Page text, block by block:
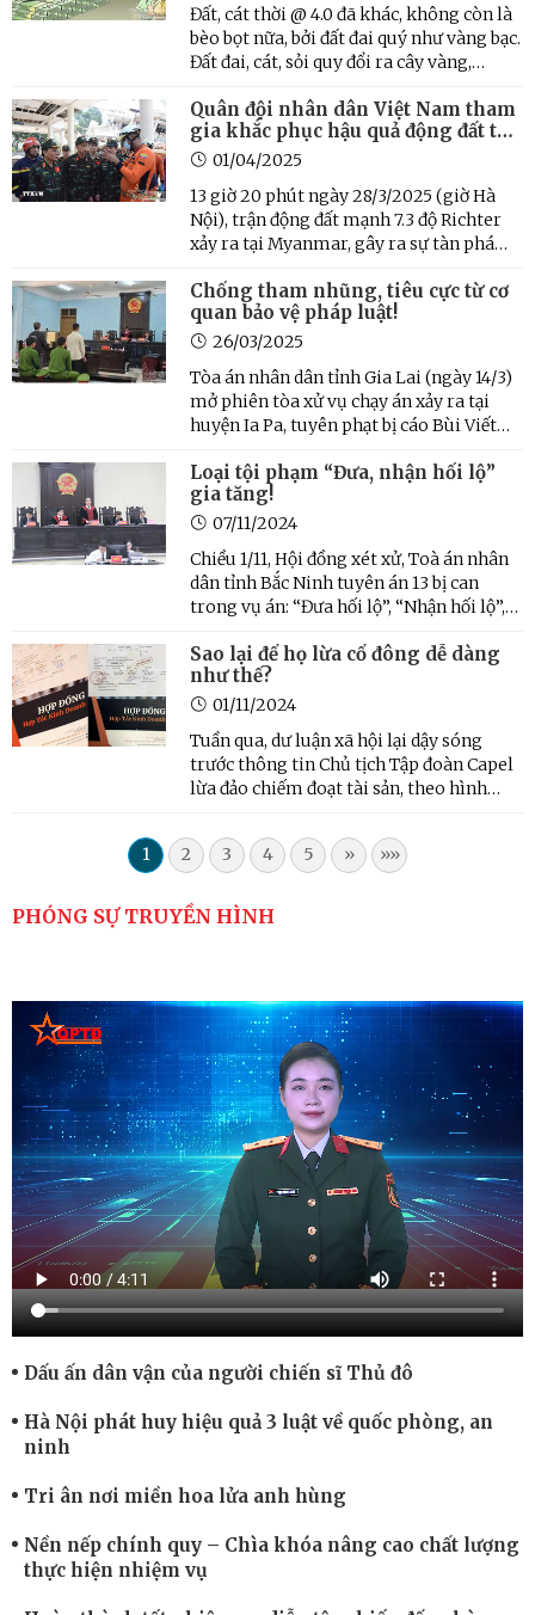
Đất, cát thời @ 4.0 đã khác, không còn là
bèo bọt nữa, bởi đất đai quý như vàng bạc.
Đất đai, cát, sỏi quy đổi ra cây vàng,
phải thứ rẻ như bèo mà các quan tham
vung tay bán đổi! Đất đai chỉ có giới hạn,
tài ...
Quân đội nhân dân Việt Nam tham
gia khắc phục hậu quả động đất tại
Myanmar
01/04/2025
13 giờ 20 phút ngày 28/3/2025 (giờ Hà
Nội), trận động đất mạnh 7.3 độ Richter
xảy ra tại Myanmar, gây ra sự tàn phá
quốc gia này. Tổ chức Y tế Thế giới (WHO)
ngày 30-3 đánh giá, trận động đất ở
Myanmar là tình ...
Chống tham nhũng, tiêu cực từ cơ
quan bảo vệ pháp luật!
26/03/2025
Tòa án nhân dân tỉnh Gia Lai (ngày 14/3)
mở phiên tòa xử vụ chạy án xảy ra tại
huyện Ia Pa, tuyên phạt bị cáo Bùi Viết
phán, Phó Chánh án Tòa án nhân dân
huyện Ia Pa) 15 tháng tù tội “Nhận hối
lộ”; bị cáo Nguyễn ...
Loại tội phạm “Đưa, nhận hối lộ”
gia tăng!
07/11/2024
Chiều 1/11, Hội đồng xét xử, Toà án nhân
dân tỉnh Bắc Ninh tuyên án 13 bị can
trong vụ án: “Đưa hối lộ”, “Nhận hối lộ”,
quả nghiêm trọng”, “Lợi dụng chức vụ,
quyền hạn trong khi thi hành công vụ”,
xảy ra tại Sở ...
Sao lại để họ lừa cổ đông dễ dàng
như thế?
01/11/2024
Tuần qua, dư luận xã hội lại dậy sóng
trước thông tin Chủ tịch Tập đoàn Capel
lừa đảo chiếm đoạt tài sản, theo hình
bán cổ phiếu, trả lãi suất cao. Cơ quan
Cảnh sát điều tra Công an Thành phố Hồ
1 2 3 4 5 » »»
PHÓNG SỰ TRUYỀN HÌNH
Dấu ấn dân vận của người chiến sĩ Thủ đô
Hà Nội phát huy hiệu quả 3 luật về quốc phòng, an
ninh
Tri ân nơi miền hoa lửa anh hùng
Nền nếp chính quy – Chìa khóa nâng cao chất lượng
thực hiện nhiệm vụ